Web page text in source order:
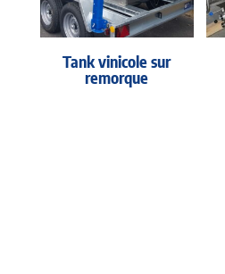
Tank vinicole sur
remorque